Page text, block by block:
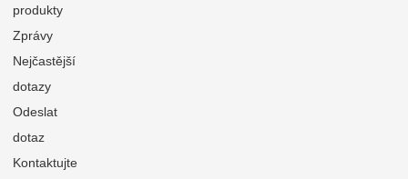
produkty
Zprávy
Nejčastější
dotazy
Odeslat
dotaz
Kontaktujte